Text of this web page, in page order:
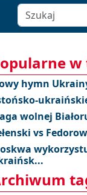
hymn
wolnej
vs